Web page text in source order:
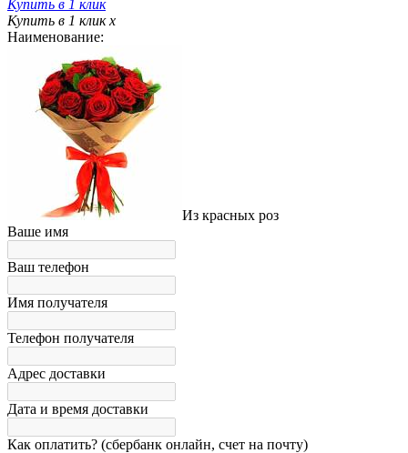
Купить в 1 клик
Купить в 1 клик x
Наименование:
Из красных роз
Ваше имя
Ваш телефон
Имя получателя
Телефон получателя
Адрес доставки
Дата и время доставки
Как оплатить? (сбербанк онлайн, счет на почту)